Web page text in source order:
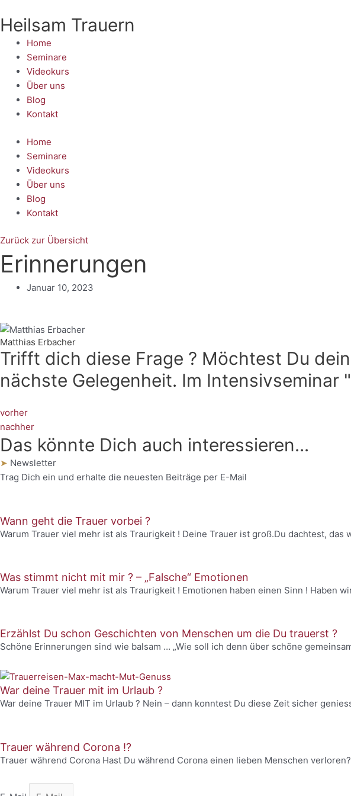
Inhalt
springen
Heilsam Trauern
Home
Seminare
Videokurs
Über uns
Blog
Kontakt
Home
Seminare
Videokurs
Über uns
Blog
Kontakt
Zurück zur Übersicht
Erinnerungen
Januar 10, 2023
Matthias Erbacher
Trifft dich diese Frage ? Möchtest Du
nächste Gelegenheit. Im
vorher
nachher
Das könnte Dich auch interessieren...
➤ Newsletter
Trag Dich ein und erhalte die neuesten Beiträge per E-Mail
Wann geht die Trauer vorbei ?
Warum Trauer viel mehr ist als Traurigkeit ! Deine Trauer ist groß.Du dachtest,
Was stimmt nicht mit mir ? – „Falsche“ Emotionen
Warum Trauer viel mehr ist als Traurigkeit ! Emotionen haben einen Sinn ! Haben
Erzählst Du schon Geschichten von Menschen um die Du trauerst ?
Schöne Erinnerungen sind wie balsam … „Wie soll ich denn über schöne
War deine Trauer mit im Urlaub ?
War deine Trauer MIT im Urlaub ? Nein – dann konntest Du diese Zeit sicher
Trauer während Corona !?
Trauer während Corona Hast Du während Corona einen lieben Menschen